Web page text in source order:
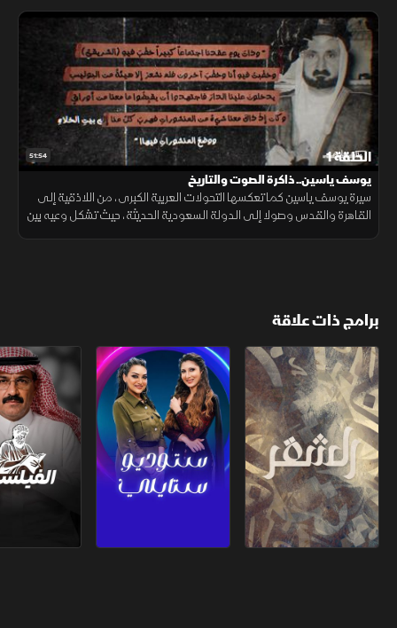
51:54 الحلقة 1
يوسف ياسين.. ذاكرة الصوت والتاريخ
سيرة يوسف ياسين كما تعكسها التحولات العربية الكبرى، من اللاذقية إلى
القاهرة والقدس وصولا إلى الدولة السعودية الحديثة، حيث تشكل وعيه بين
برامج ذات علاقة
الشقر ستوديو ستايلي الفيلسوف